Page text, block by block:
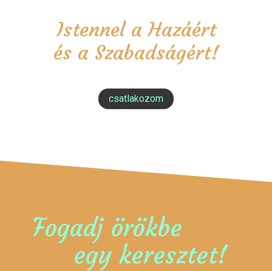
Istennel a Hazáért
és a Szabadságért!
csatlakozom
Fogadj örökbe
egy keresztet!